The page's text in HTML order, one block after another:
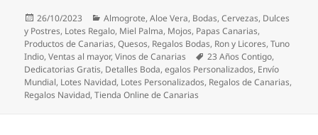
Publicado
el
26/10/2023 Categorías
Almogrote,Aloe Vera, Bodas,Cervezas, Dulces
y Postres, Lotes Regalo, Miel Palma, Mojos, Papas Canarias,
Productos de Canarias,Quesos, Regalos Bodas, Ron y Licores,Tuno
Indio,Ventas al mayor,Vinos de Canarias Etiquetas
23 Años Contigo,
Dedicatorias Gratis, Detalles Boda,egalos Personalizados, Envío
Mundial, Lotes Navidad, Lotes Personalizados, Regalos de Canarias,
Regalos Navidad,Tienda Online de Canarias